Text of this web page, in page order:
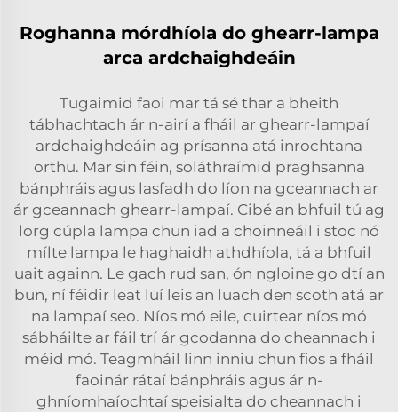
Roghanna mórdhíola do ghearr-lampa
arca ardchaighdeáin
Tugaimid faoi mar tá sé thar a bheith
tábhachtach ár n-airí a fháil ar ghearr-lampaí
ardchaighdeáin ag prísanna atá inrochtana
orthu. Mar sin féin, soláthraímid praghsanna
bánphráis agus lasfadh do líon na gceannach ar
ár gceannach ghearr-lampaí. Cibé an bhfuil tú ag
lorg cúpla lampa chun iad a choinneáil i stoc nó
mílte lampa le haghaidh athdhíola, tá a bhfuil
uait againn. Le gach rud san, ón ngloine go dtí an
bun, ní féidir leat luí leis an luach den scoth atá ar
na lampaí seo. Níos mó eile, cuirtear níos mó
sábháilte ar fáil trí ár gcodanna do cheannach i
méid mó. Teagmháil linn inniu chun fios a fháil
faoinár rátaí bánphráis agus ár n-
ghníomhaíochtaí speisialta do cheannach i